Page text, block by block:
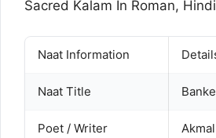
Sacred Kalam In Roman,
Naat Information
Naat Title
Poet / Writer Akmal